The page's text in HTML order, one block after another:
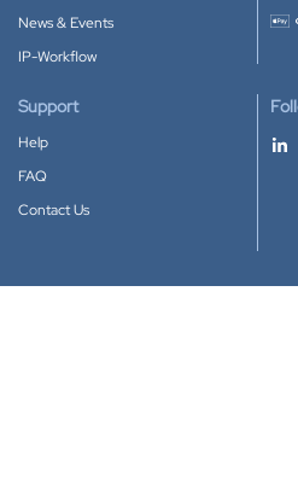
News & Events
IP-Workflow
Support
Help
FAQ
Contact Us